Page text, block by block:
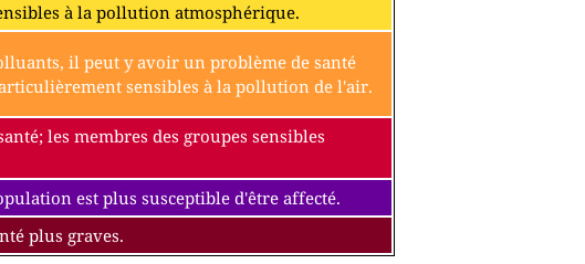
à la pollution atmosphérique.
il peut y avoir un problème de santé
sensibles à la pollution de l'air.
les membres des groupes sensibles
est plus susceptible d'être affecté.
plus graves.